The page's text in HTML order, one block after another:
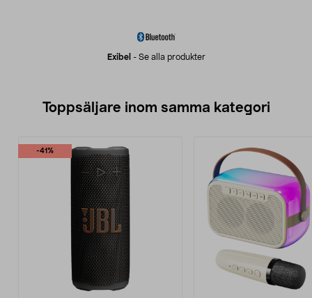
Exibel - Se alla produkter
Toppsäljare inom samma kategori
-41%